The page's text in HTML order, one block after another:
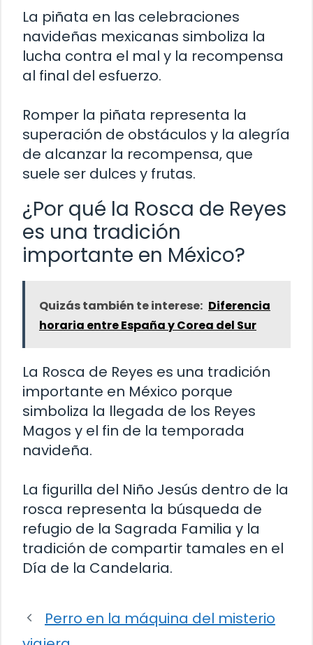
La piñata en las celebraciones
navideñas mexicanas simboliza la
lucha contra el mal y la recompensa
al final del esfuerzo.
Romper la piñata representa la
superación de obstáculos y la alegría
de alcanzar la recompensa, que
suele ser dulces y frutas.
¿Por qué la Rosca de Reyes
es una tradición
importante en México?
Quizás también te interese: Diferencia
horaria entre España y Corea del Sur
La Rosca de Reyes es una tradición
importante en México porque
simboliza la llegada de los Reyes
Magos y el fin de la temporada
navideña.
La figurilla del Niño Jesús dentro de la
rosca representa la búsqueda de
refugio de la Sagrada Familia y la
tradición de compartir tamales en el
Día de la Candelaria.
Perro en la máquina del misterio